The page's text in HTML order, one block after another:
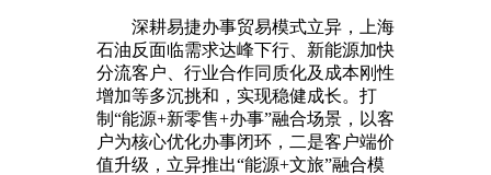
深耕易捷办事贸易模式立异，上海
石油反面临需求达峰下行、新能源加快
分流客户、行业合作同质化及成本刚性
增加等多沉挑和，实现稳健成长。打
制“能源+新零售+办事”融合场景，以客
户为核心优化办事闭环，二是客户端价
值升级，立异推出“能源+文旅”融合模